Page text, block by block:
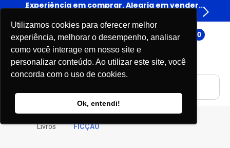
Utilizamos cookies para oferecer melhor
experiência, melhorar o desempenho, analisar
como você interage em nosso site e
personalizar conteúdo. Ao utilizar este site, você
concorda com o uso de cookies.
Ok, entendi!
Experiência em comprar. Alegria em vender...
0
Livros FICÇÃO